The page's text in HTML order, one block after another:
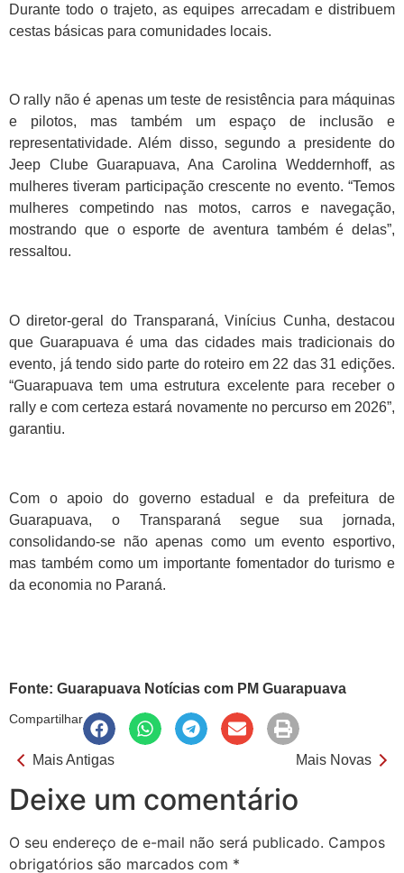
Durante todo o trajeto, as equipes arrecadam e distribuem
cestas básicas para comunidades locais.
O rally não é apenas um teste de resistência para máquinas
e pilotos, mas também um espaço de inclusão e
representatividade. Além disso, segundo a presidente do
Jeep Clube Guarapuava, Ana Carolina Weddernhoff, as
mulheres tiveram participação crescente no evento. “Temos
mulheres competindo nas motos, carros e navegação,
mostrando que o esporte de aventura também é delas”,
ressaltou.
O diretor-geral do Transparaná, Vinícius Cunha, destacou
que Guarapuava é uma das cidades mais tradicionais do
evento, já tendo sido parte do roteiro em 22 das 31 edições.
“Guarapuava tem uma estrutura excelente para receber o
rally e com certeza estará novamente no percurso em 2026”,
garantiu.
Com o apoio do governo estadual e da prefeitura de
Guarapuava, o Transparaná segue sua jornada,
consolidando-se não apenas como um evento esportivo,
mas também como um importante fomentador do turismo e
da economia no Paraná.
Fonte: Guarapuava Notícias com PM Guarapuava
Compartilhar
Mais Antigas Mais Novas
Deixe um comentário
O seu endereço de e-mail não será publicado. Campos
obrigatórios são marcados com *